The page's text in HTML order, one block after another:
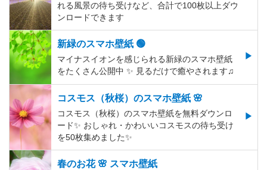
れる風景の待ち受けなど、合計で100枚以上ダウ
ンロードできます
新緑のスマホ壁紙 🟢
マイナスイオンを感じられる新緑のスマホ壁紙
をたくさん公開中 ✨ 見るだけで癒やされます♫
コスモス（秋桜）のスマホ壁紙 🌸
コスモス（秋桜）のスマホ壁紙を無料ダウンロ
ード✨️ おしゃれ・かわいいコスモスの待ち受け
を50枚集めました✨️
春のお花 🌸 スマホ壁紙